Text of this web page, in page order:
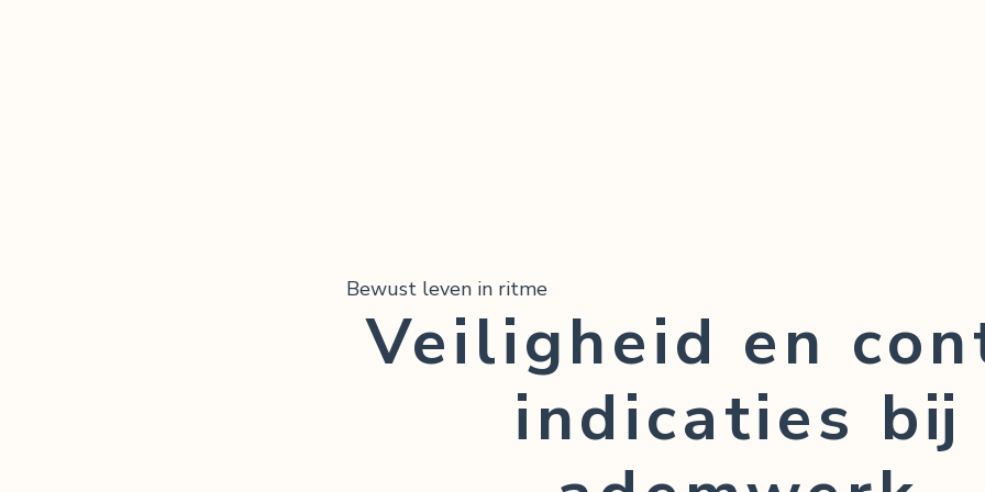
Bewust leven in ritme
Veiligheid en
indicaties bij